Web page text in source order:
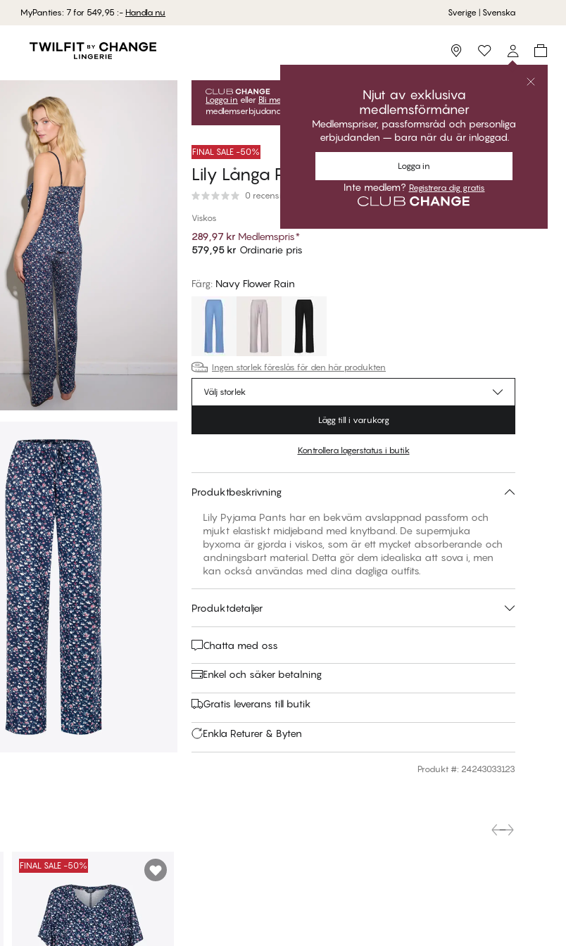
MyPanties: 7 for 549,95 :- Handla nu Sverige | Svenska
Storefinder
Njut av exklusiva
medlemsförmåner
Medlemspriser, passformsråd och personliga
erbjudanden – bara när du är inloggad.
Logga in
Inte medlem? Registrera dig gratis
Logga in eller Bli medlem
gratis för att låsa upp dina exklusiva
medlemserbjudanden! Klubbpriser är endast giltiga när du är inloggad.
FINAL SALE -50%
Lily Långa Pyjamasbyxor
0 recensioner
Viskos
289,97 kr Medlemspris*
579,95 kr Ordinarie pris
Färg: Navy Flower Rain
Ingen storlek föreslås för den här produkten
Välj storlek
Lägg till i varukorg
Kontrollera lagerstatus i butik
Produktbeskrivning
Lily Pyjama Pants har en bekväm avslappnad passform och
mjukt elastiskt midjeband med knytband. De supermjuka
byxorna är gjorda i viskos, som är ett mycket absorberande och
andningsbart material. Detta gör dem idealiska att sova i, men
kan också användas med dina dagliga outfits.
Produktdetaljer
Chatta med oss
Enkel och säker betalning
Gratis leverans till butik
Enkla Returer & Byten
Produkt #: 24243033123
FINAL SALE -50%